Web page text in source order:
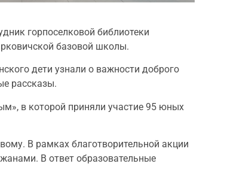
горпоселковой библиотеки
базовой школы.
дети узнали о важности доброго
рассказы.
в которой приняли участие 95 юных
В рамках благотворительной акции
В ответ образовательные